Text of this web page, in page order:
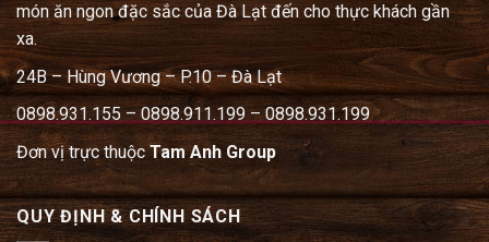
món ăn ngon đặc sắc của Đà Lạt đến cho thực khách gần
xa.
24B – Hùng Vương – P.10 – Đà Lạt
0898.931.155 – 0898.911.199 – 0898.931.199
Đơn vị trực thuộcTam Anh Group
QUY ĐỊNH & CHÍNH SÁCH